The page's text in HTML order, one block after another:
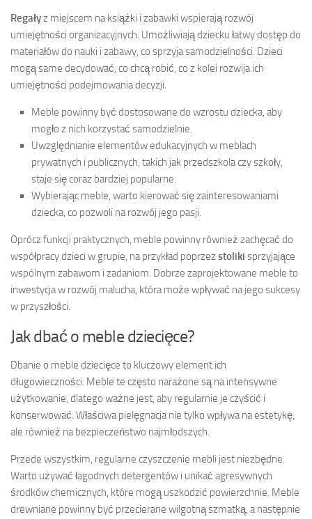
Regałyz miejscem na książki i zabawki wspierają rozwój
umiejętności organizacyjnych. Umożliwiają dziecku łatwy dostęp do
materiałów do nauki i zabawy, co sprzyja samodzielności. Dzieci
mogą same decydować, co chcą robić, co z kolei rozwija ich
umiejętności podejmowania decyzji.
Meble powinny być dostosowane do wzrostu dziecka, aby
mogło z nich korzystać samodzielnie.
Uwzględnianie elementów edukacyjnych w meblach
prywatnych i publicznych, takich jak przedszkola czy szkoły,
staje się coraz bardziej popularne.
Wybierając meble, warto kierować się zainteresowaniami
dziecka, co pozwoli na rozwój jego pasji.
Oprócz funkcji praktycznych, meble powinny również zachęcać do
współpracy dzieci w grupie, na przykład poprzezstoliki sprzyjające
wspólnym zabawom i zadaniom. Dobrze zaprojektowane meble to
inwestycja w rozwój malucha, która może wpływać na jego sukcesy
w przyszłości.
Jak dbać o meble dziecięce?
Dbanie o meble dziecięce to kluczowy element ich
długowieczności. Meble te często narażone są na intensywne
użytkowanie, dlatego ważne jest, aby regularnie je czyścić i
konserwować. Właściwa pielęgnacja nie tylko wpływa na estetykę,
ale również na bezpieczeństwo najmłodszych.
Przede wszystkim, regularne czyszczenie mebli jest niezbędne.
Warto używać łagodnych detergentów i unikać agresywnych
środków chemicznych, które mogą uszkodzić powierzchnie. Meble
drewniane powinny być przecierane wilgotną szmatką, a następnie